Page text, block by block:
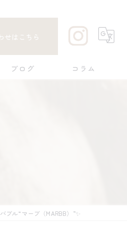
せはこちら
ブログ コラム
ブル“マーブ（MARBB）”✨